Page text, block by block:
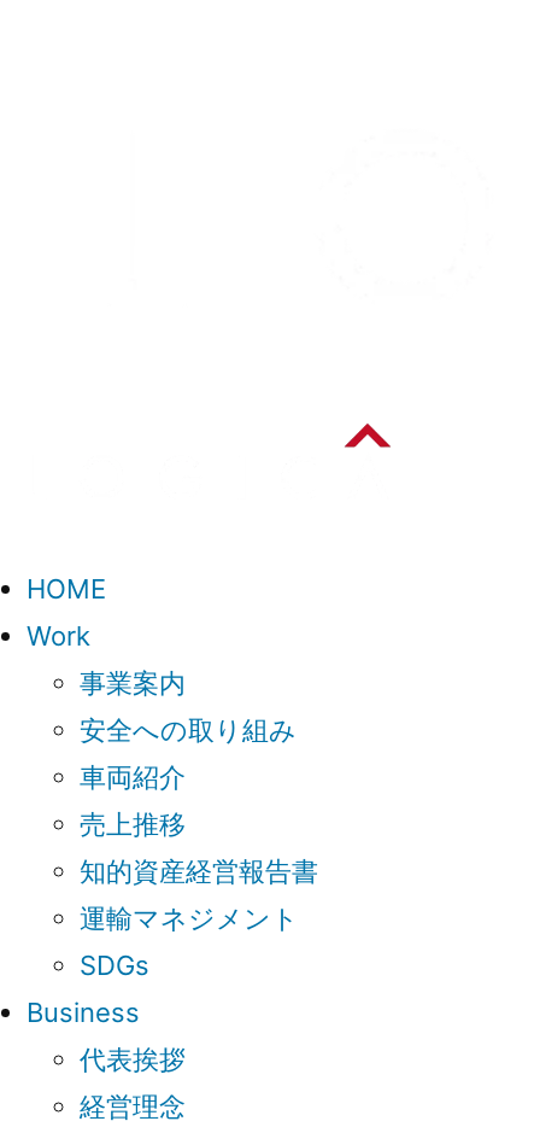
HOME
Work
事業案内
安全への取り組み
車両紹介
売上推移
知的資産経営報告書
運輸マネジメント
SDGs
Business
代表挨拶
経営理念